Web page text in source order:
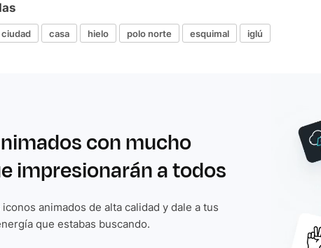
casa hielo polo norte esquimal iglú
con mucho
impresionarán a todos
animados de alta calidad y dale a tus
que estabas buscando.